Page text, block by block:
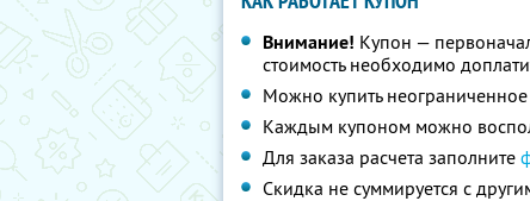
Внимание! Купон —
стоимость необходимо
Можно купить
Каждым купоном можно
Для заказа расчета заполните
Скидка не суммируется с